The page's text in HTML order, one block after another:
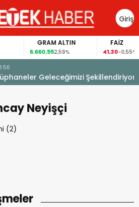
Giriş
Yap
GRAM ALTIN
6.660,552,59%
FAİZ
41,30-0,55%
Geleceğimizi Şekillendiriyor”
Neyişçi